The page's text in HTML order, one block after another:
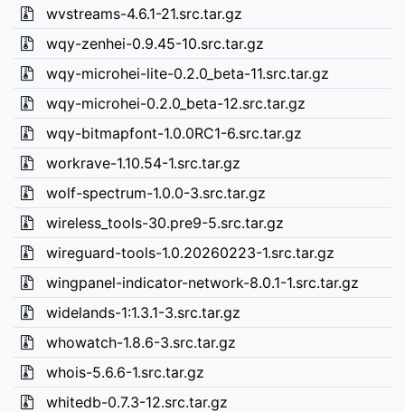
wvstreams-4.6.1-21.src.tar.gz
wqy-zenhei-0.9.45-10.src.tar.gz
wqy-microhei-lite-0.2.0_beta-11.src.tar.gz
wqy-microhei-0.2.0_beta-12.src.tar.gz
wqy-bitmapfont-1.0.0RC1-6.src.tar.gz
workrave-1.10.54-1.src.tar.gz
wolf-spectrum-1.0.0-3.src.tar.gz
wireless_tools-30.pre9-5.src.tar.gz
wireguard-tools-1.0.20260223-1.src.tar.gz
wingpanel-indicator-network-8.0.1-1.src.tar.gz
widelands-1:1.3.1-3.src.tar.gz
whowatch-1.8.6-3.src.tar.gz
whois-5.6.6-1.src.tar.gz
whitedb-0.7.3-12.src.tar.gz